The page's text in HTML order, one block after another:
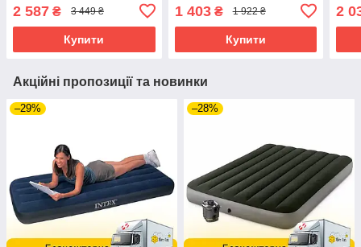
2 587 ₴ 3 449 ₴
Купити
1 403₴ 1 922 ₴
Купити
2
Акційні пропозиції та новинки
–29% –28%